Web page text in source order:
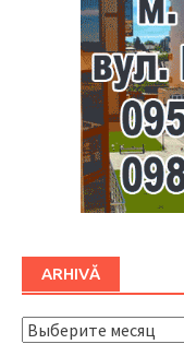
ARHIVĂ
ARHIVĂ